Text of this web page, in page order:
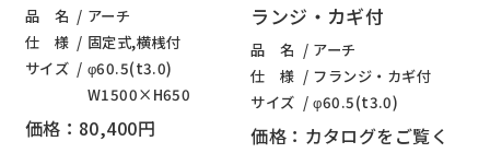
品 名
アーチ
仕 様
固定式,横桟付
サイズ
φ60.5(t3.0)
W1500×H650
価格：80,400円
ランジ・カギ付
品 名
アーチ
仕 様
フランジ・カギ付
サイズ
φ60.5(t3.0)
価格：カタログをご覧く